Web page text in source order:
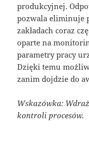
produkcyjnej.
pozwala eliminuje
zakładach coraz
oparte na
parametry pracy
Dzięki temu
zanim dojdzie do
Wskazówka:
kontroli procesów.